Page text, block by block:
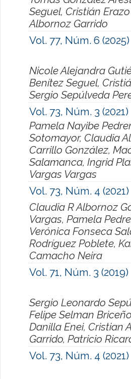
Seguel, Cristián
Albornoz Garrido
Vol. 77, Núm. 6 (2025)
Nicole Alejandra
Benítez Seguel,
Sergio Sepúlveda
Vol. 73, Núm. 3 (2021)
Pamela Nayibe
Sotomayor, Claudia
Carrillo González,
Salamanca, Ingrid
Vargas Vargas
Vol. 73, Núm. 4 (2021)
Claudia R Albornoz
Vargas, Pamela
Verónica Fonseca
Rodríguez Poblete,
Camacho Neira
Vol. 71, Núm. 3 (2019)
Sergio Leonardo
Felipe Selman
Danilla Enei, Cristian
Garrido, Patricio
Vol. 73, Núm. 4 (2021)